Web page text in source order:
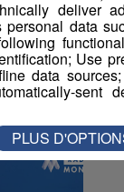
?
deliver
personal data
Use
data
sent
PLUS